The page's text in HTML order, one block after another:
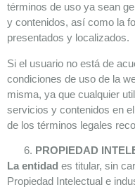
términos de uso ya sean
y contenidos, así como la
presentados y localizados.
Si el usuario no está de
condiciones de uso de la
misma, ya que cualquier
servicios y contenidos en
de los términos legales
PROPIEDAD
La entidad es titular, sin
Propiedad Intelectual e